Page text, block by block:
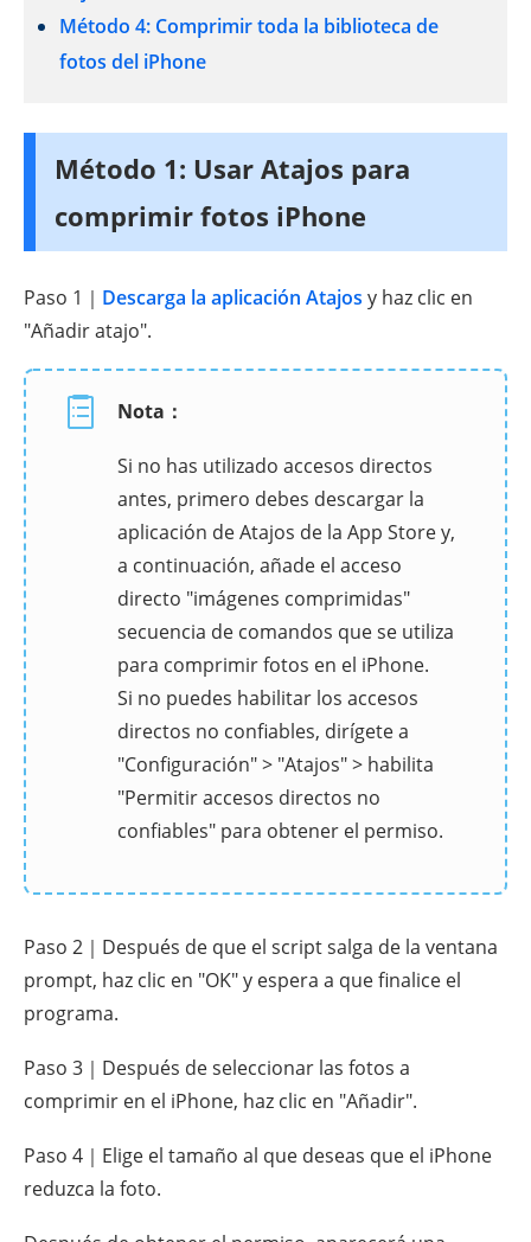
Método 4: Comprimir toda la biblioteca de
fotos del iPhone
Método 1: Usar Atajos para
comprimir fotos iPhone
Paso 1｜ Descarga la aplicación Atajos y haz clic en
"Añadir atajo".
Nota：
Si no has utilizado accesos directos
antes, primero debes descargar la
aplicación de Atajos de la App Store y,
a continuación, añade el acceso
directo "imágenes comprimidas"
secuencia de comandos que se utiliza
para comprimir fotos en el iPhone.
Si no puedes habilitar los accesos
directos no confiables, dirígete a
"Configuración" > "Atajos" > habilita
"Permitir accesos directos no
confiables" para obtener el permiso.
Paso 2｜Después de que el script salga de la ventana
prompt, haz clic en "OK" y espera a que finalice el
programa.
Paso 3｜Después de seleccionar las fotos a
comprimir en el iPhone, haz clic en "Añadir".
Paso 4｜Elige el tamaño al que deseas que el iPhone
reduzca la foto.